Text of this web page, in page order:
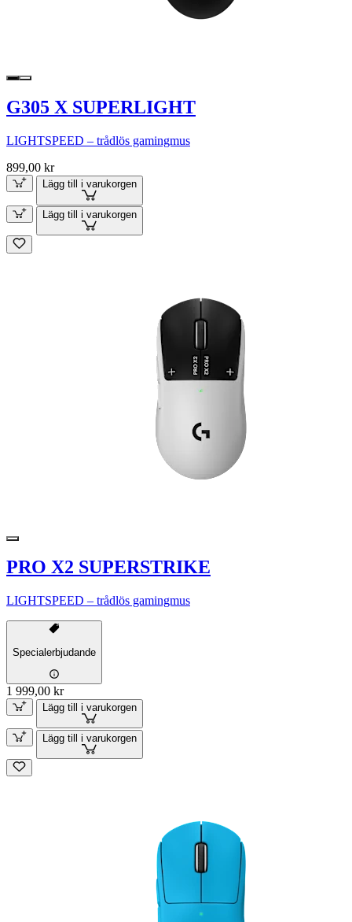
G305 X SUPERLIGHT
LIGHTSPEED – trådlös gamingmus
899,00 kr
Lägg till i varukorgen
Lägg till i varukorgen
PRO X2 SUPERSTRIKE
LIGHTSPEED – trådlös gamingmus
Specialerbjudande
1 999,00 kr
Lägg till i varukorgen
Lägg till i varukorgen